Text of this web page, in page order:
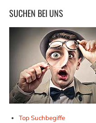
SUCHEN BEI UNS
Top Suchbegiffe